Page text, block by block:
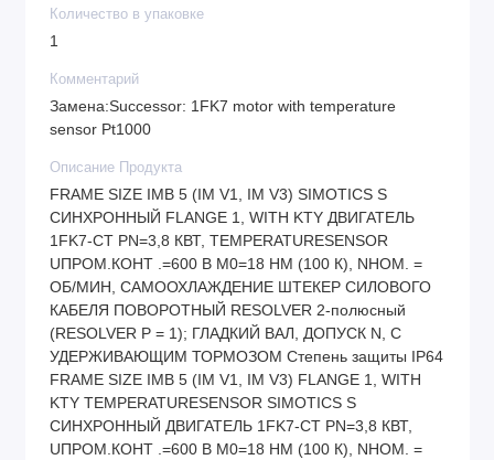
Количество в упаковке
1
Комментарий
Замена:Successor: 1FK7 motor with temperature
sensor Pt1000
Описание Продукта
FRAME SIZE IMB 5 (IM V1, IM V3) SIMOTICS S
СИНХРОННЫЙ FLANGE 1, WITH KTY ДВИГАТЕЛЬ
1FK7-CT PN=3,8 КВТ, TEMPERATURESENSOR
UПРОМ.КОНТ .=600 В M0=18 HM (100 К), NНОМ. =
ОБ/МИН, САМООХЛАЖДЕНИЕ ШТЕКЕР СИЛОВОГО
КАБЕЛЯ ПОВОРОТНЫЙ RESOLVER 2-полюсный
(RESOLVER Р = 1); ГЛАДКИЙ ВАЛ, ДОПУСК N, С
УДЕРЖИВАЮЩИМ ТОРМОЗОМ Степень защиты IP64
FRAME SIZE IMB 5 (IM V1, IM V3) FLANGE 1, WITH
KTY TEMPERATURESENSOR SIMOTICS S
СИНХРОННЫЙ ДВИГАТЕЛЬ 1FK7-CT PN=3,8 КВТ,
UПРОМ.КОНТ .=600 В M0=18 HM (100 К), NНОМ. =